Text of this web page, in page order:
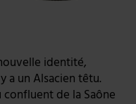
identité,
a un Alsacien têtu.
confluent de la Saône